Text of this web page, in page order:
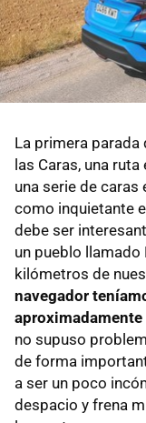
La primera parada
las Caras, una
una serie de caras
como inquietante
debe ser
un pueblo llamado
kilómetros de
navegador
aproximadamente
no supuso
de forma
a ser un poco
despacio y frena